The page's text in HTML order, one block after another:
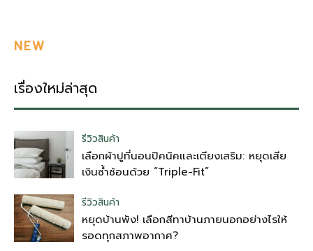
NEW
เรื่องใหม่ล่าสุด
รีวิวสินค้า
เลือกผ้าปูที่นอนปิคนิคและเตียงเสริม: หยุดเสีย
เงินซ้ำซ้อนด้วย “Triple-Fit”
รีวิวสินค้า
หยุดบ้านพัง! เลือกสีทาบ้านภายนอกอย่างไรให้
รอดทุกสภาพอากาศ?